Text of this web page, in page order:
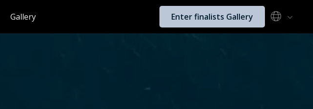
Gallery Enter finalists Gallery